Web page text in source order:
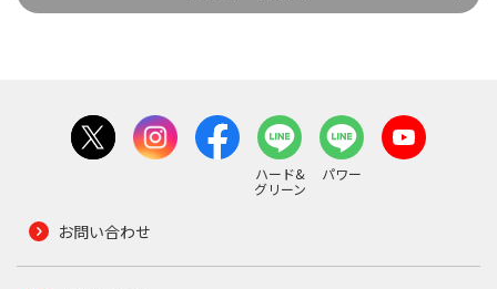
ハード&
グリーン
パワー
お問い合わせ